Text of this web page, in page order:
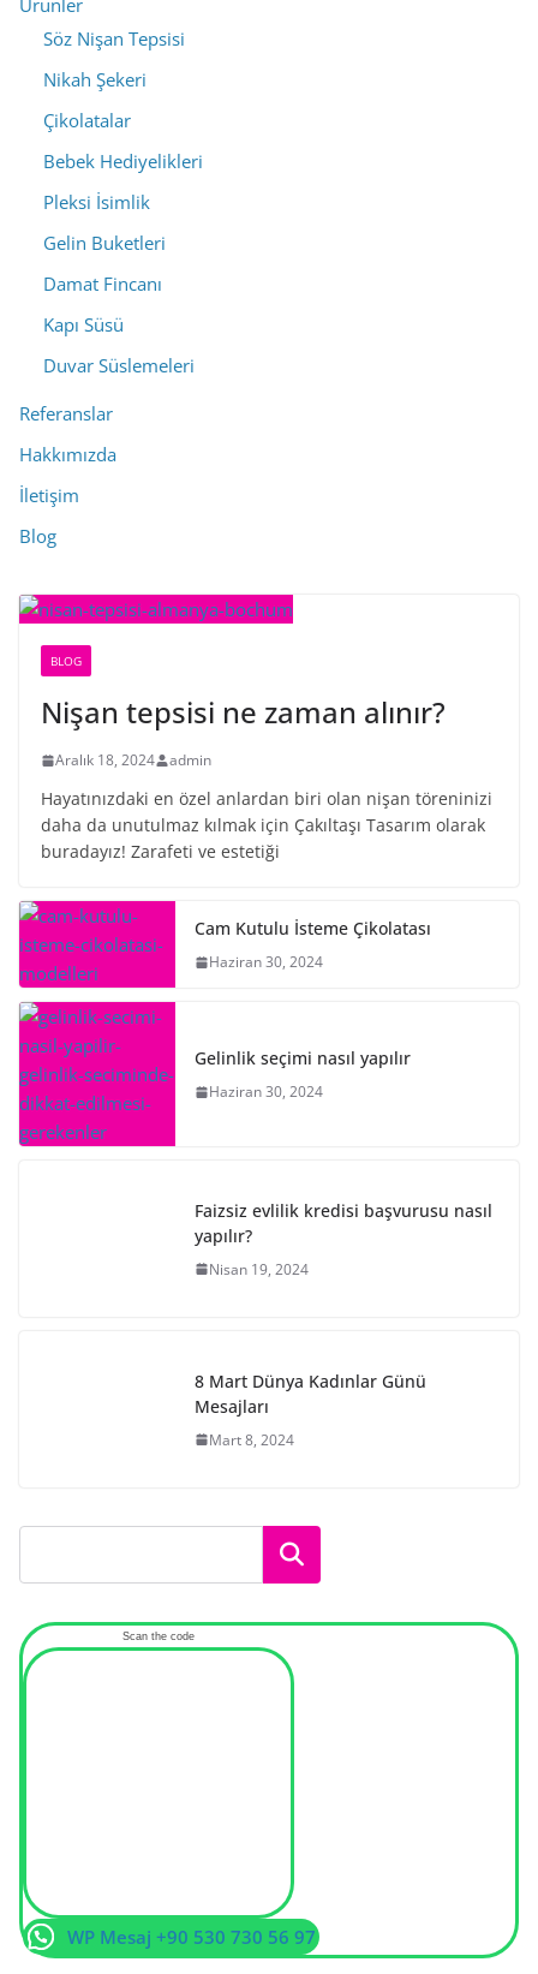
Ürünler
Söz Nişan Tepsisi
Nikah Şekeri
Çikolatalar
Bebek Hediyelikleri
Pleksi İsimlik
Gelin Buketleri
Damat Fincanı
Kapı Süsü
Duvar Süslemeleri
Referanslar
Hakkımızda
İletişim
Blog
BLOG
Nişan tepsisi ne zaman alınır?
Aralık 18, 2024 admin
Hayatınızdaki en özel anlardan biri olan nişan töreninizi
daha da unutulmaz kılmak için Çakıltaşı Tasarım olarak
buradayız! Zarafeti ve estetiği
Cam Kutulu İsteme Çikolatası
Haziran 30, 2024
Gelinlik seçimi nasıl yapılır
Haziran 30, 2024
Faizsiz evlilik kredisi başvurusu nasıl
yapılır?
Nisan 19, 2024
8 Mart Dünya Kadınlar Günü
Mesajları
Mart 8, 2024
Ara
Scan the code
WP Mesaj +90 530 730 56 97